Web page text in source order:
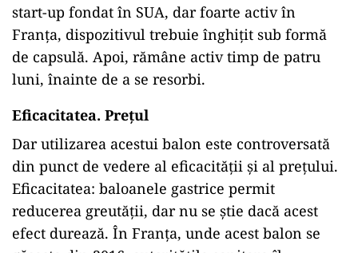
start-up fondat în SUA, dar foarte activ în
Franța, dispozitivul trebuie înghițit sub formă
de capsulă. Apoi, rămâne activ timp de patru
luni, înainte de a se resorbi.
Eficacitatea. Prețul
Dar utilizarea acestui balon este controversată
din punct de vedere al eficacității și al prețului.
Eficacitatea: baloanele gastrice permit
reducerea greutății, dar nu se știe dacă acest
efect durează. În Franța, unde acest balon se